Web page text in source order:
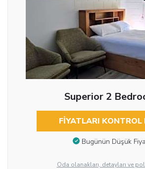
Superior 2
FIYATLARI KONTROL
Bugünün Düşük
Oda olanakları, detayları ve